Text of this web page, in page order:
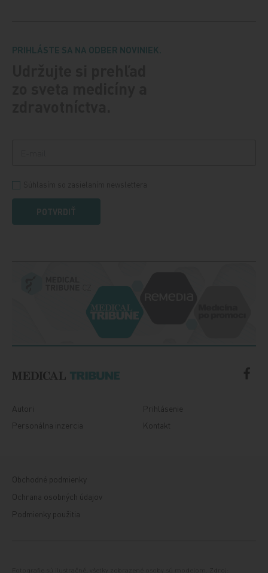
PRIHLÁSTE SA NA ODBER NOVINIEK.
POTVRDIŤ
Autori
Personálna inzercia
Prihlásenie
Kontakt
Obchodné podmienky
Ochrana osobných údajov
Podmienky použitia